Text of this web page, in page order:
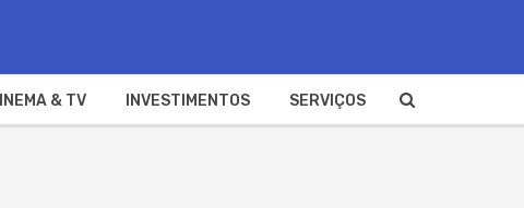
& TV INVESTIMENTOS SERVIÇOS